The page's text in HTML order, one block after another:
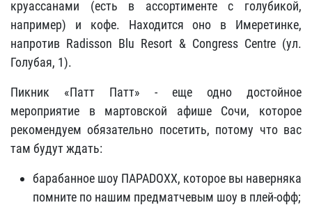
круассанами (есть в ассортименте с голубикой,
например) и кофе. Находится оно в Имеретинке,
напротив Radisson Blu Resort & Congress Centre (ул.
Голубая, 1).
Пикник «Патт Патт» - еще одно достойное
мероприятие в мартовской афише Сочи, которое
рекомендуем обязательно посетить, потому что вас
там будут ждать:
барабанное шоу ПАРАDOXX, которое вы наверняка
помните по нашим предматчевым шоу в плей-офф;